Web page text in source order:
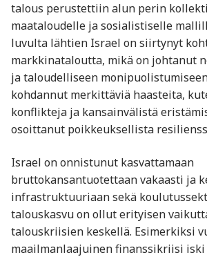
talous perustettiin alun perin
maataloudelle ja sosialistiselle
luvulta lähtien Israel on siirtynyt
markkinataloutta, mikä on johtanut
ja taloudelliseen
kohdannut merkittäviä haasteita,
konflikteja ja kansainvälistä
osoittanut poikkeuksellista
Israel on onnistunut kasvattamaan
bruttokansantuotettaan vakaasti ja
infrastruktuuriaan sekä
talouskasvu on ollut erityisen
talouskriisien keskellä. Esimerkiksi
maailmanlaajuinen finanssikriisi